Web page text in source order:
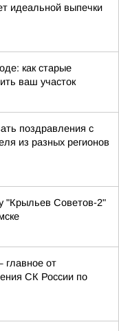
идеальной выпечки
как старые
ваш участок
поздравления с
из разных регионов
"Крыльев Советов-2"
от
СК России по